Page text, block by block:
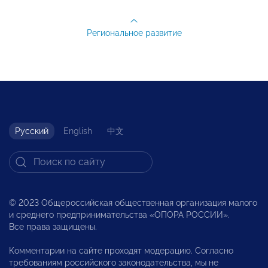
Региональное развитие
Русский English 中文
© 2023 Общероссийская общественная организация малого
и среднего предпринимательства «ОПОРА РОССИИ».
Все права защищены.
Комментарии на сайте проходят модерацию. Согласно
требованиям российского законодательства, мы не